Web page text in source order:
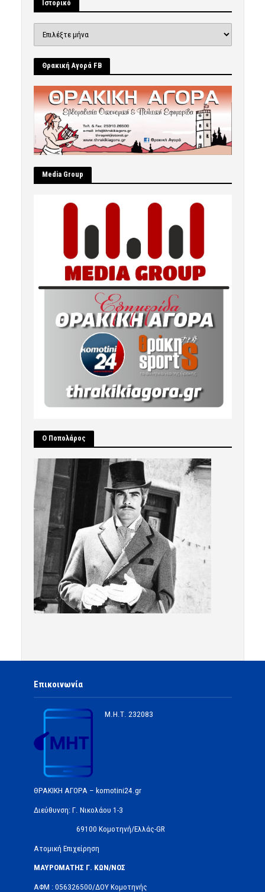
Ιστορικό
Θρακική Αγορά FB
Μedia Group
Ο Ποπολάρος
Επικοινωνία
Μ.Η.Τ. 232083
ΘΡΑΚΙΚΗ ΑΓΟΡΑ – komotini24.gr
Διεύθυνση: Γ. Νικολάου 1-3
69100 Κομοτηνή/Ελλάς-GR
Ατομική Επιχείρηση
ΜΑΥΡΟΜΑΤΗΣ Γ. ΚΩΝ/ΝΟΣ
ΑΦΜ : 056326500/ΔOΥ Κομοτηνής